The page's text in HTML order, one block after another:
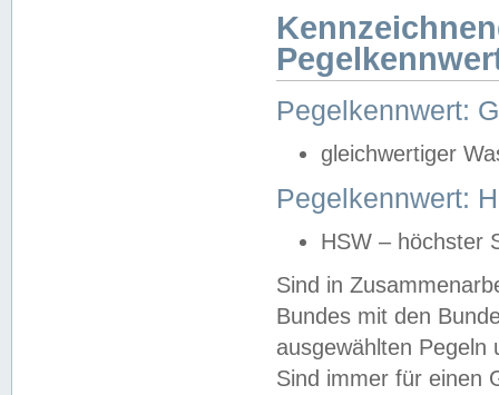
Pegelkennwert:
gleichwertiger
Pegelkennwert:
HSW – höchster
Sind in
Bundes mit den
ausgewählten
Sind immer für einen